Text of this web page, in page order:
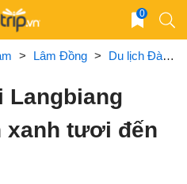
0
> Lâm Đồng > Du lịch Đà Lạt
Langbiang
xanh tươi đến